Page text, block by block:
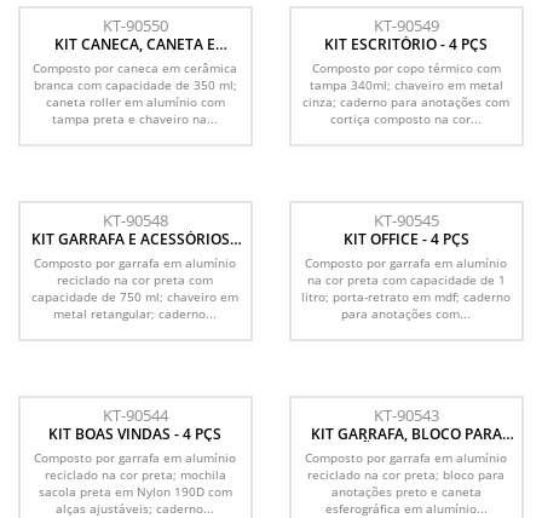
KT-90550
KIT CANECA, CANETA E
Composto por caneca em cerâmica
branca com capacidade de 350 ml;
caneta roller em alumínio com
tampa preta e chaveiro na...
KT-90549
KIT ESCRITÓRIO - 4 PÇS
Composto por copo térmico com
tampa 340ml; chaveiro em metal
cinza; caderno para anotações com
cortiça composto na cor...
KT-90548
KIT GARRAFA E ACESSÓRIOS -
4 PÇS
Composto por garrafa em alumínio
reciclado na cor preta com
capacidade de 750 ml; chaveiro em
metal retangular; caderno...
KT-90545
KIT OFFICE - 4 PÇS
Composto por garrafa em alumínio
na cor preta com capacidade de 1
litro; porta-retrato em mdf; caderno
para anotações com...
KT-90544
KIT BOAS VINDAS - 4 PÇS
Composto por garrafa em alumínio
reciclado na cor preta; mochila
sacola preta em Nylon 190D com
alças ajustáveis; caderno...
KT-90543
KIT GARRAFA, BLOCO PARA
ANOTAÇÕES E CANETA - 3 PÇS
Composto por garrafa em alumínio
reciclado na cor preta; bloco para
anotações preto e caneta
esferográfica em alumínio...